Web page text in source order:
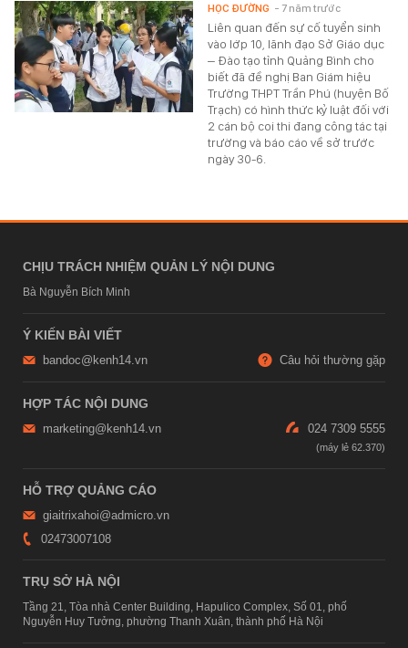
Liên quan đến sự cố tuyển sinh
vào lớp 10, lãnh đạo Sở Giáo dục
– Đào tạo tỉnh Quảng Bình cho
biết đã đề nghị Ban Giám hiệu
Trường THPT Trần Phú (huyện Bố
Trạch) có hình thức kỷ luật đối với
2 cán bộ coi thi đang công tác tại
trường và báo cáo về sở trước
ngày 30-6.
HỌC ĐƯỜNG - 7 năm trước
CHỊU TRÁCH NHIỆM QUẢN LÝ NỘI DUNG
Bà Nguyễn Bích Minh
Ý KIẾN BÀI VIẾT
bandoc@kenh14.vn Câu hỏi thường gặp
HỢP TÁC NỘI DUNG
marketing@kenh14.vn 024 7309 5555
HỖ TRỢ QUẢNG CÁO
giaitrixahoi@admicro.vn
02473007108
TRỤ SỞ HÀ NỘI
Tầng 21, Tòa nhà Center Building, Hapulico Complex, Số 01, phố
Nguyễn Huy Tưởng, phường Thanh Xuân, thành phố Hà Nội